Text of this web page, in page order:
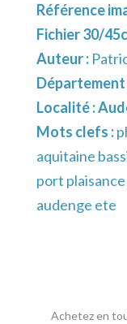
Référence
Fichier 30/
Auteur :
Département
Localité :
Mots clefs :
aquitaine
port
audenge ete
Achetez en